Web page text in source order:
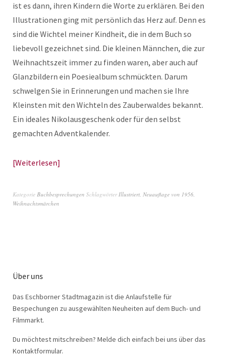
ist es dann, ihren Kindern die Worte zu erklären. Bei den
Illustrationen ging mit persönlich das Herz auf. Denn es
sind die Wichtel meiner Kindheit, die in dem Buch so
liebevoll gezeichnet sind. Die kleinen Männchen, die zur
Weihnachtszeit immer zu finden waren, aber auch auf
Glanzbildern ein Poesiealbum schmückten. Darum
schwelgen Sie in Erinnerungen und machen sie Ihre
Kleinsten mit den Wichteln des Zauberwaldes bekannt.
Ein ideales Nikolausgeschenk oder für den selbst
gemachten Adventkalender.
Weiterlesen
Kategorie Buchbesprechungen SchlagwörterIllustriert, Neuauflage von 1956,
Weihnachtsmärchen
Über uns
Das Eschborner Stadtmagazin ist die Anlaufstelle für
Bespechungen zu ausgewählten Neuheiten auf dem Buch- und
Filmmarkt.
Du möchtest mitschreiben? Melde dich einfach bei uns über das
Kontaktformular.